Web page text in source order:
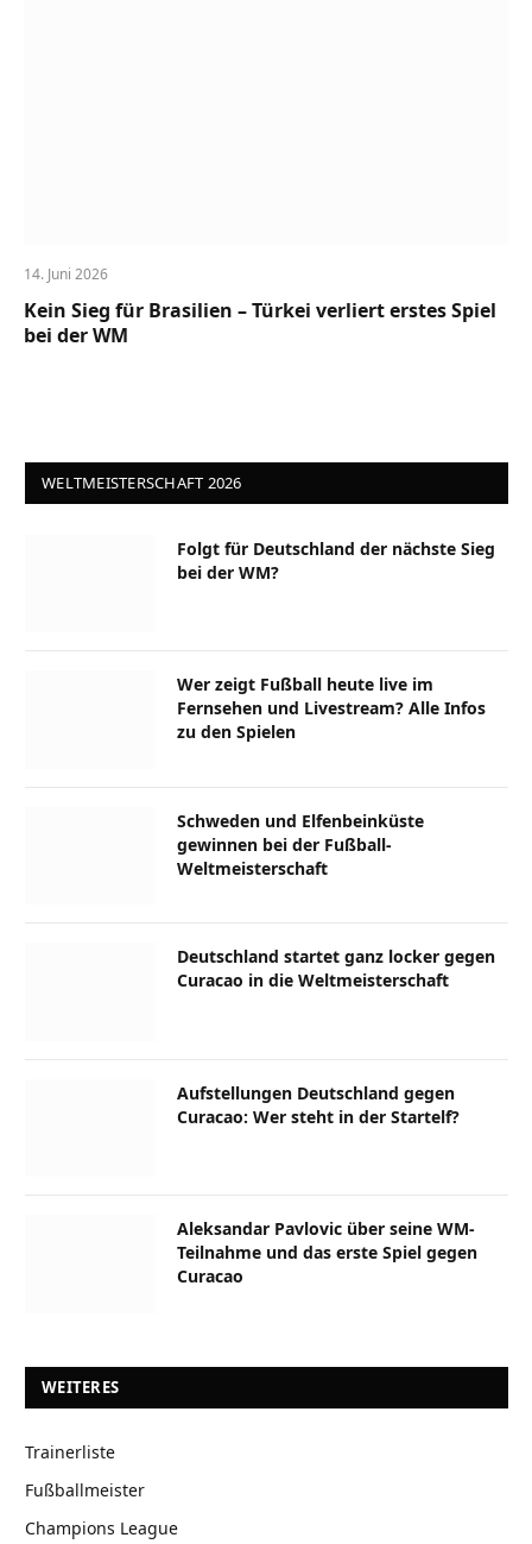
14. Juni 2026
Kein Sieg für Brasilien – Türkei verliert erstes Spiel
bei der WM
WELTMEISTERSCHAFT 2026
Folgt für Deutschland der nächste Sieg
bei der WM?
Wer zeigt Fußball heute live im
Fernsehen und Livestream? Alle Infos
zu den Spielen
Schweden und Elfenbeinküste
gewinnen bei der Fußball-
Weltmeisterschaft
Deutschland startet ganz locker gegen
Curacao in die Weltmeisterschaft
Aufstellungen Deutschland gegen
Curacao: Wer steht in der Startelf?
Aleksandar Pavlovic über seine WM-
Teilnahme und das erste Spiel gegen
Curacao
WEITERES
Trainerliste
Fußballmeister
Champions League